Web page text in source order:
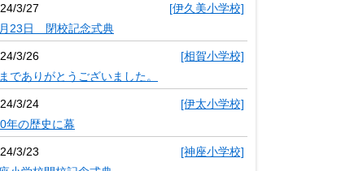
3/27
[伊久美小学校]
23日 閉校記念式典
3/26
[相賀小学校]
でありがとうございました。
3/24
[伊太小学校]
年の歴史に幕
3/23
[神座小学校]